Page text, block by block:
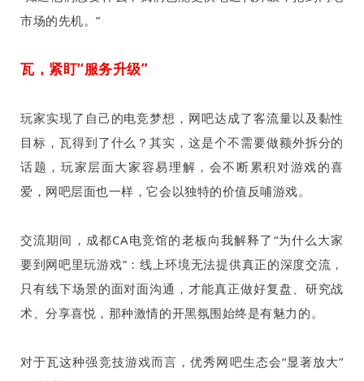
市场的先机。”
瓦，紧盯“服务升级”
玩家实现了自己的电竞梦想，网吧达成了客流量以及黏性
目标，瓦得到了什么？其实，这是个不需要做额外拆分的
话题，玩家层面大家容易理解，会不断累积对游戏的喜
爱，网吧层面也一样，它会以独特的价值反哺游戏。
交流期间，成都CA电竞馆的老板向我解释了“为什么大家
要到网吧里玩游戏”：线上环境无法提供真正的深度交流，
只有线下场景的面对面沟通，才能真正做好复盘、研究战
术、分享喜悦，那种激情的开黑氛围始终是有魅力的。
对于瓦这种强竞技游戏而言，优秀网吧生态会“显著放大”